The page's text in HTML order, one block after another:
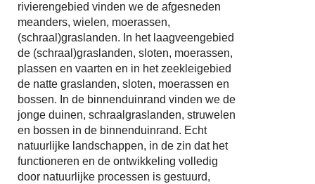
rivierengebied vinden we de afgesneden
meanders, wielen, moerassen,
(schraal)graslanden. In het laagveengebied
de (schraal)graslanden, sloten, moerassen,
plassen en vaarten en in het zeekleigebied
de natte graslanden, sloten, moerassen en
bossen. In de binnenduinrand vinden we de
jonge duinen, schraalgraslanden, struwelen
en bossen in de binnenduinrand. Echt
natuurlijke landschappen, in de zin dat het
functioneren en de ontwikkeling volledig
door natuurlijke processen is gestuurd,